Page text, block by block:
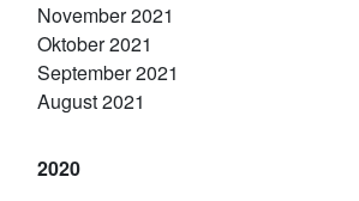
November 2021
Oktober 2021
September 2021
August 2021
2020